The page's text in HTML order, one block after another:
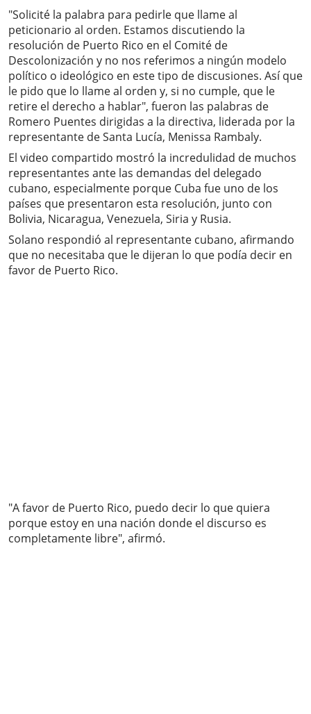
"Solicité la palabra para pedirle que llame al
peticionario al orden. Estamos discutiendo la
resolución de Puerto Rico en el Comité de
Descolonización y no nos referimos a ningún modelo
político o ideológico en este tipo de discusiones. Así que
le pido que lo llame al orden y, si no cumple, que le
retire el derecho a hablar", fueron las palabras de
Romero Puentes dirigidas a la directiva, liderada por la
representante de Santa Lucía, Menissa Rambaly.
El video compartido mostró la incredulidad de muchos
representantes ante las demandas del delegado
cubano, especialmente porque Cuba fue uno de los
países que presentaron esta resolución, junto con
Bolivia, Nicaragua, Venezuela, Siria y Rusia.
Solano respondió al representante cubano, afirmando
que no necesitaba que le dijeran lo que podía decir en
favor de Puerto Rico.
"A favor de Puerto Rico, puedo decir lo que quiera
porque estoy en una nación donde el discurso es
completamente libre", afirmó.